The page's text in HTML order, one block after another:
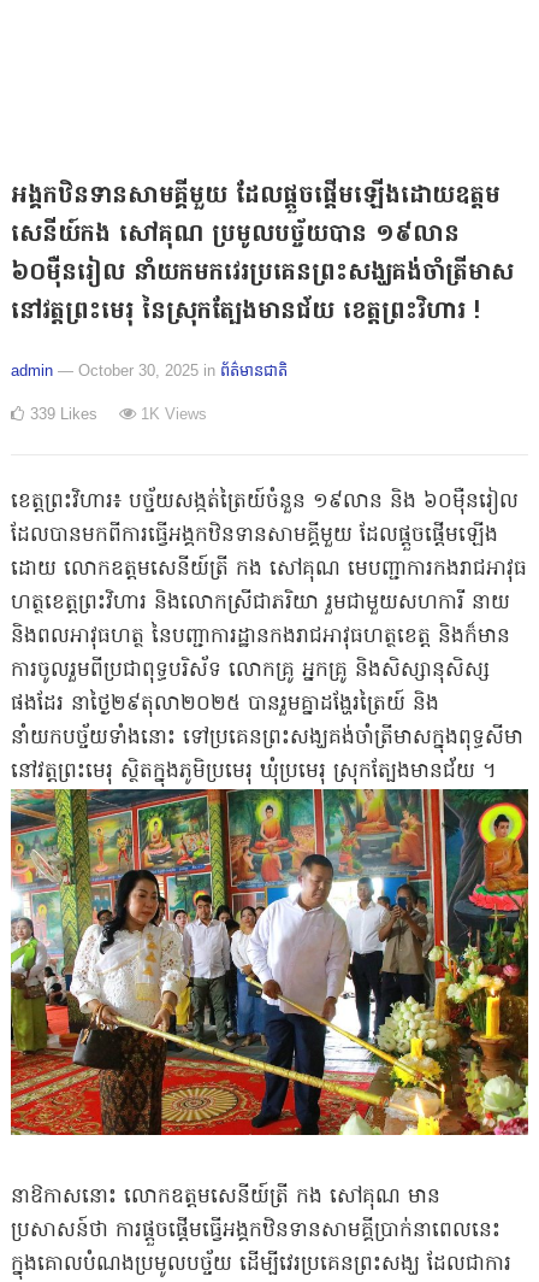
អង្គកឋិនទានសាមគ្គីមួយ ដែលផ្តួចផ្តើមឡើងដោយឧត្តម
សេនីយ៍កង សៅគុណ ប្រមូលបច្ច័យបាន ១៩លាន
៦០ម៉ឺនរៀល នាំយកមកវេរប្រគេនព្រះសង្ឃគង់ចាំត្រីមាស
នៅវត្តព្រះមេរុ នៃស្រុកត្បែងមានជ័យ ខេត្តព្រះវិហារ !
admin — October 30, 2025 in ព័ត៌មានជាតិ
339 Likes 1K Views
ខេត្តព្រះវិហារ៖ បច្ច័យសង្កត់ត្រៃយ៍ចំនួន ១៩លាន និង ៦០ម៉ឺនរៀល
ដែលបានមកពីការធ្វើអង្គកឋិនទានសាមគ្គីមួយ ដែលផ្តួចផ្តើមឡើង
ដោយ លោកឧត្តមសេនីយ៍ត្រី កង សៅគុណ មេបញ្ជាការកងរាជអាវុធ
ហត្ថខេត្តព្រះវិហារ និងលោកស្រីជាភរិយា រួមជាមួយសហការី នាយ
និងពលអាវុធហត្ថ នៃបញ្ជាការដ្ឋានកងរាជអាវុធហត្ថខេត្ត និងក៏មាន
ការចូលរួមពីប្រជាពុទ្ធបរិស័ទ លោកគ្រូ អ្នកគ្រូ និងសិស្សានុសិស្ស
ផងដែរ នាថ្ងៃ២៩តុលា២០២៥ បានរួមគ្នាដង្ហែរត្រៃយ៍ និង
នាំយកបច្ច័យទាំងនោះ ទៅប្រគេនព្រះសង្ឃគង់ចាំត្រីមាសក្នុងពុទ្ធសីមា
នៅវត្តព្រះមេរុ ស្ថិតក្នុងភូមិប្រមេរុ ឃុំប្រមេរុ ស្រុកត្បែងមានជ័យ ។
នាឱកាសនោះ លោកឧត្តមសេនីយ៍ត្រី កង សៅគុណ មាន
ប្រសាសន៍ថា ការផ្តួចផ្តើមធ្វើអង្គកឋិនទានសាមគ្គីប្រាក់នាពេលនេះ
ក្នុងគោលបំណងប្រមូលបច្ច័យ ដើម្បីវេរប្រគេនព្រះសង្ឃ ដែលជាការ